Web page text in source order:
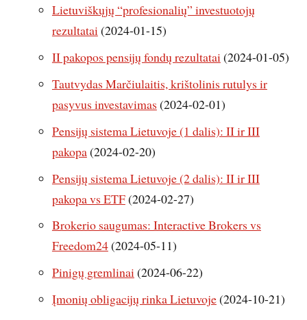
Lietuviškųjų “profesionalių” investuotojų
rezultatai(2024-01-15)
II pakopos pensijų fondų rezultatai (2024-01-05)
Tautvydas Marčiulaitis, krištolinis rutulys ir
pasyvus investavimas (2024-02-01)
Pensijų sistema Lietuvoje (1 dalis): II ir III
pakopa(2024-02-20)
Pensijų sistema Lietuvoje (2 dalis): II ir III
pakopa vs ETF(2024-02-27)
Brokerio saugumas: Interactive Brokers vs
Freedom24(2024-05-11)
Pinigų gremlinai(2024-06-22)
Įmonių obligacijų rinka Lietuvoje(2024-10-21)